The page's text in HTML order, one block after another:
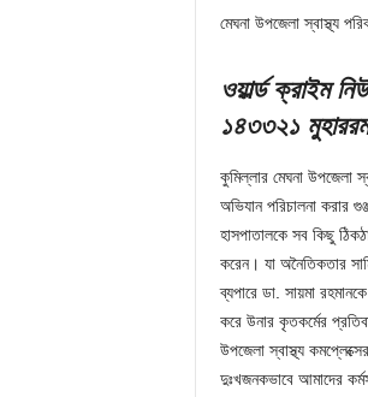
মেঘনা উপজেলা স্বাস্থ্য
ওয়ার্ল্ড ক্রাইম নিউ
১৪৩৩২১
কুমিল্লার মেঘনা উপজেলা
অভিযান পরিচালনা করার
হাসপাতালকে সব কিছু
করেন। যা অনৈতিকতার
ব্যপারে ডা. সায়মা
করে উনার কৃতকর্মের
উপজেলা স্বাস্থ্য
দুঃখজনকভাবে আমাদের